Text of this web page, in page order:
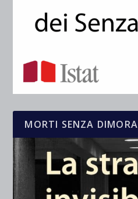
MORTI SENZA DIMORA